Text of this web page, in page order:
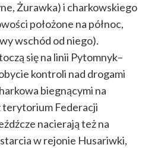
Żurawka) i charkowskiego
położone na północ,
wschód od niego).
się na linii Pytomnyk–
kontroli nad drogami
biegnącymi na
terytorium Federacji
nacierają też na
w rejonie Husariwki,